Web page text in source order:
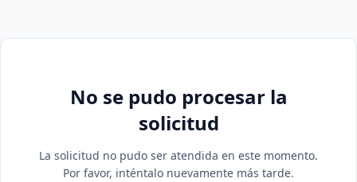
No se pudo procesar la
solicitud
La solicitud no pudo ser atendida en este momento.
Por favor, inténtalo nuevamente más tarde.